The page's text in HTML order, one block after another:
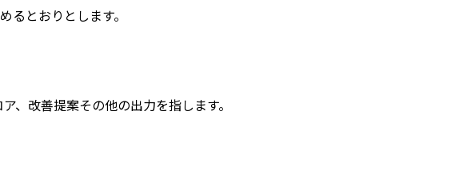
とおりとします。
、改善提案その他の出力を指します。